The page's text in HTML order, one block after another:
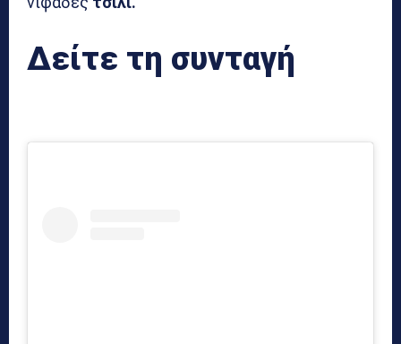
Δείτε τη συνταγή